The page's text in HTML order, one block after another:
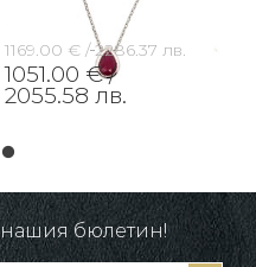
1169.00 € / 2286.37 лв.
1051.00 € /
2055.58 лв.
бюлетин!